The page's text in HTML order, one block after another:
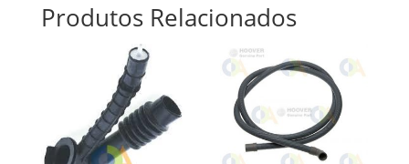
Produtos Relacionados